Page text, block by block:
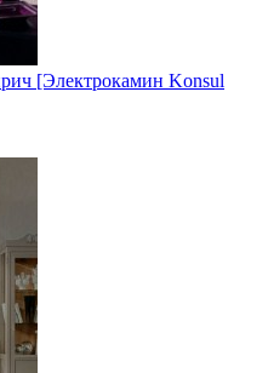
[Электрокамин Konsul